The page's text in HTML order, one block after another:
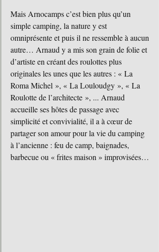
Mais Arnocamps c’est bien plus qu’un
simple camping, la nature y est
omniprésente et puis il ne ressemble à aucun
autre… Arnaud y a mis son grain de folie et
d’artiste en créant des roulottes plus
originales les unes que les autres : « La
Roma Michel », « La Louloudgy », « La
Roulotte de l’architecte », ... Arnaud
accueille ses hôtes de passage avec
simplicité et convivialité, il a à cœur de
partager son amour pour la vie du camping
à l’ancienne : feu de camp, baignades,
barbecue ou « frites maison » improvisées…